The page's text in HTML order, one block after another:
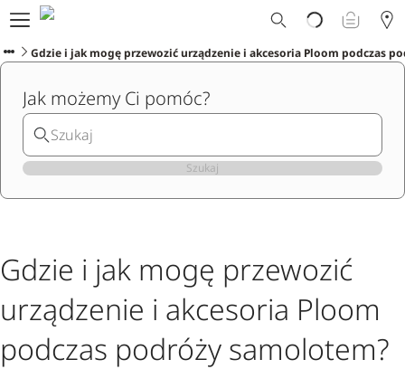
Dlaczego Ploom?
Sklep
Oferty Specjalne
Wsparcie
Wydarzenia
Sklepy Ploom
Gdzie i jak mogę przewozić urządzenie i akcesoria Ploom podczas
Jak możemy Ci pomóc?
Szukaj
Gdzie i jak mogę przewozić
urządzenie i akcesoria Ploom
podczas podróży samolotem?